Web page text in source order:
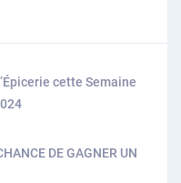
cette Semaine
DE GAGNER UN